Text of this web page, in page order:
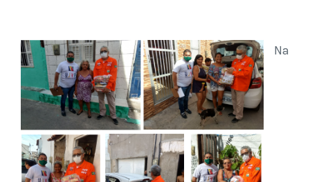
Na